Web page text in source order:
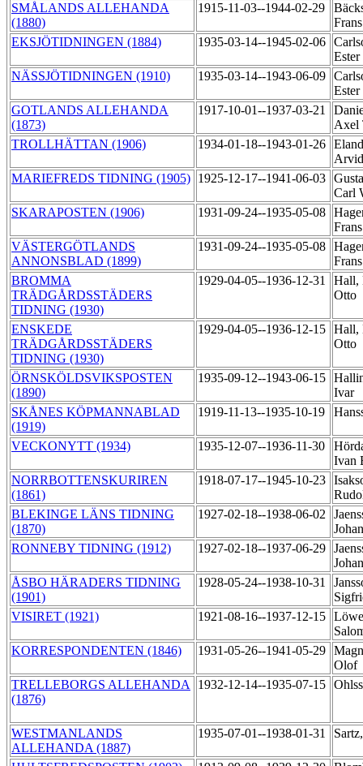
SMÅLANDS ALLEHANDA
(1880)
1915-11-03--1944-02-29
EKSJÖTIDNINGEN (1884)
1935-03-14--1945-02-06
NÄSSJÖTIDNINGEN (1910)
1935-03-14--1943-06-09
GOTLANDS ALLEHANDA
(1873)
1917-10-01--1937-03-21
Axel
TROLLHÄTTAN (1906)
1934-01-18--1943-01-26
MARIEFREDS TIDNING (1905) 1925-12-17--1941-06-03
Carl
SKARAPOSTEN (1906)
1931-09-24--1935-05-08
VÄSTERGÖTLANDS
ANNONSBLAD (1899)
1931-09-24--1935-05-08
BROMMA
TRÄDGÅRDSSTÄDERS
TIDNING (1930)
1929-04-05--1936-12-31
Hall,
Otto
ENSKEDE
TRÄDGÅRDSSTÄDERS
TIDNING (1930)
1929-04-05--1936-12-15 Hall,
Otto
ÖRNSKÖLDSVIKSPOSTEN
(1890)
1935-09-12--1943-06-15
Ivar
SKÅNES KÖPMANNABLAD
(1919)
1919-11-13--1935-10-19
VECKONYTT (1934) 1935-12-07--1936-11-30
Ivan
NORRBOTTENSKURIREN
(1861)
1918-07-17--1945-10-23
BLEKINGE LÄNS TIDNING
(1870)
1927-02-18--1938-06-02
RONNEBY TIDNING (1912)
1927-02-18--1937-06-29
ÅSBO HÄRADERS TIDNING
(1901)
1928-05-24--1938-10-31
VISIRET (1921)
1921-08-16--1937-12-15
KORRESPONDENTEN (1846)
1931-05-26--1941-05-29
Olof
TRELLEBORGS ALLEHANDA
(1876)
1932-12-14--1935-07-15
WESTMANLANDS
ALLEHANDA (1887)
1935-07-01--1938-01-31